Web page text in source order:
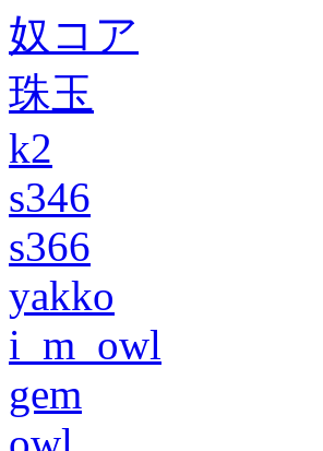
奴コア
珠玉
k2
s346
s366
yakko
i_m_owl
gem